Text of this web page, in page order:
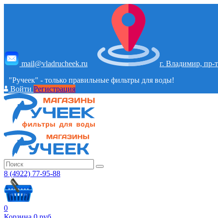
mail@vladrucheek.ru
г. Владимир, пр-
"Ручеек" - только правильные фильтры для воды!
ВойтиРегистрация
8 (4922) 77-95-88
0